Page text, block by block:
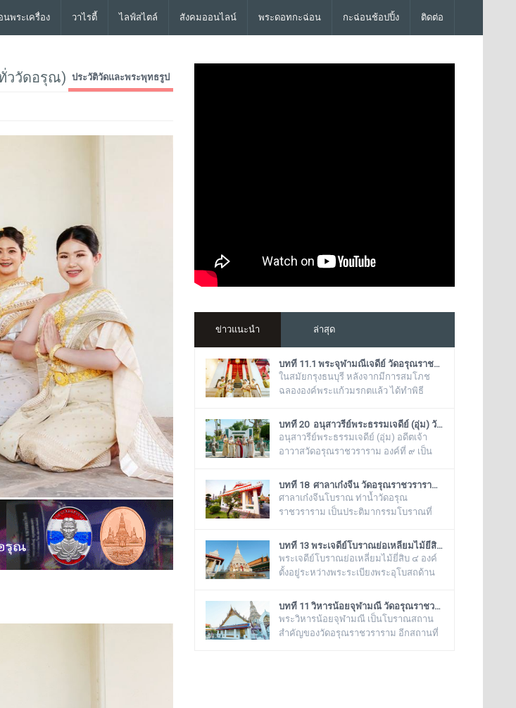
นพระเครื่อง วาไรตี้ ไลฟ์สไตล์ สังคมออนไลน์ พระดอทกะฉ่อน กะฉ่อนช้อปปิ้ง ติดต่อ
ววัดอรุณ) ประวัติวัดและพระพุทธรูป
ข่าวแนะนำ ล่าสุด
บทที่ 11.1 พระจุฬามณีเจดีย์ วัดอรุณราชวราราม (แอพเดียวเที่ยวทั่ววัดอรุณ)
ในสมัยกรุงธนบุรี หลังจากมีการสมโภช
ฉลององค์พระแก้วมรกตแล้ว ได้ทำพิธี
แห่งนี้ ในสมัยรัชกาลที่ ๕ ยังเรียกพระวิหาร
แห่งนี้ว่า “วิหารพระแก้ว” อยู่ตลอดมา จน
ต่อมาชาวบ้านได้เรียกเพี้ยนกันไปว่า
ราชวราราม ที่ชาวบ้านในละแวกนี้ให้
ความเคารพศรัทธาตั้งแต่ครั้งอดีตกาลจวบ
จนมาถึงยุคปัจ
บทที่ 20 อนุสาวรีย์พระธรรมเจดีย์ (อุ่ม) วัดอรุณราชวราราม (แอพเดียวเที่ยวทั่ววัดอรุณ)
อนุสาวรีย์พระธรรมเจดีย์ (อุ่ม) อดีตเจ้า
อาวาสวัดอรุณราชวราราม องค์ที่ ๙ เป็น
ราชวรารามอีกแห่งหนึ่ง ตั้งอยู่ทางด้านทิศ
ใต้ของภูเขาจำลอง บริเวณศาลาเก๋งจีน ๓
หลัง ทางด้านหน้าวัดริมแม่น้ำเจ้าพระยา
โบราณสีเขียวแบบจีน ซึ่งเป็นสถานที่บรรจุ
บรรจุอัฐิของพระธรรมเจดีย์ (อุ่ม) อดีตเจ้า
อาวาสวัดอรุณราชวราราม องค์ที่ ๙
บทที่ 18 ศาลาเก๋งจีน วัดอรุณราชวราราม (แอพเดียวเที่ยวทั่ววัดอรุณ)
ศาลาเก๋งจีนโบราณ ท่าน้ำวัดอรุณ
ราชวราราม เป็นประติมากรรมโบราณที่
รัชสมัยของพระบาทสมเด็จพระนั่งเกล้าเจ้า
อยู่หัว รัชกาลที่ ๓ โดยมีพระราชดำริให้
สร้างขึ้นทั้งหมด ๖ หลัง เรียงรายอยู่บริเวณ
เอกลักษณ์โดดเด่นไม่เหมือนกัน อาทิเช่น
ศาลาเก๋งจีนหน้าทางเข้าพระปรางค์ จะมี
หินแกะสลักโบราณเป็นรูปจระเข้อย
บทที่ 13 พระเจดีย์โบราณย่อเหลี่ยมไม้ยี่สิบ วัดอรุณราชวราราม (แอพเดียวเที่ยวทั่ววัดอรุณ)
พระเจดีย์โบราณย่อเหลี่ยมไม้ยี่สิบ ๔ องค์
ตั้งอยู่ระหว่างพระระเบียงพระอุโบสถด้าน
เรียงรายเป็นแถวตรงจากทิศตะวันออกสู่ทิศ
ตะวันตก มีห่างกันพอควร และเป็นพระ
เจดีย์ที่มีลักษณะแบบเดียวกัน มีขนาดเท่า
บทที่ 11 วิหารน้อยจุฬามณี วัดอรุณราชวราราม (แอพเดียวเที่ยวทั่ววัดอรุณ)
พระวิหารน้อยจุฬามณี เป็นโบราณสถาน
สำคัญของวัดอรุณราชวราราม อีกสถานที่